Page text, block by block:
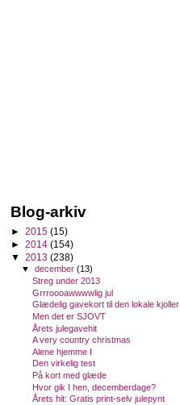
Blog-arkiv
► 2015 (15)
► 2014 (154)
▼ 2013 (238)
▼december(13)
Streg under 2013
Grrroooawwwwlig jul
Glædelig gavekort til den lokale kjoller
Men det er SJOVT
Årets julegavehit
A very country christmas
Alene hjemme I
Den virkelig test
På kort med glæde
Hvor gik I hen, decemberdage?
Årets hit: Gratis print-selv julepynt